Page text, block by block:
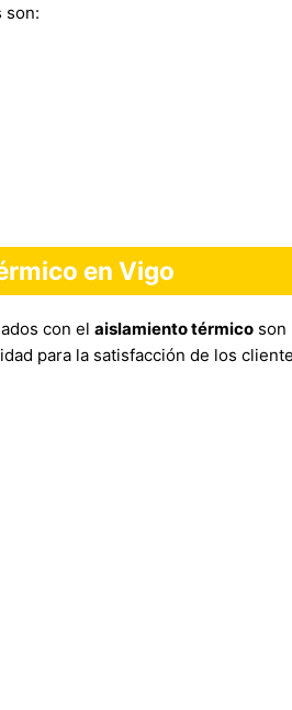
son:
en Vigo
con el aislamiento térmico son
para la satisfacción de los